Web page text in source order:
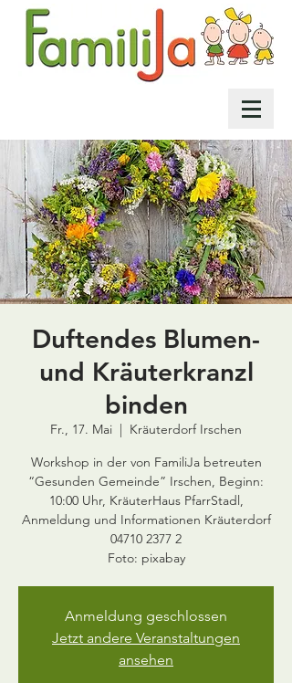
Duftendes Blumen-
und Kräuterkranzl
binden
Fr., 17. Mai
  |
Kräuterdorf Irschen
Workshop in der von FamiliJa betreuten
“Gesunden Gemeinde” Irschen, Beginn:
10:00 Uhr, KräuterHaus PfarrStadl,
Anmeldung und Informationen Kräuterdorf
04710 2377 2
Foto: pixabay
Anmeldung geschlossen
Jetzt andere Veranstaltungen
ansehen